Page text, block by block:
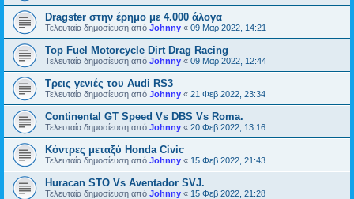
Dragster στην έρημο με 4.000 άλογα
Τελευταία δημοσίευση από Johnny « 09 Μαρ 2022, 14:21
Top Fuel Motorcycle Dirt Drag Racing
Τελευταία δημοσίευση από Johnny « 09 Μαρ 2022, 12:44
Tρεις γενιές του Audi RS3
Τελευταία δημοσίευση από Johnny « 21 Φεβ 2022, 23:34
Continental GT Speed Vs DBS Vs Roma.
Τελευταία δημοσίευση από Johnny « 20 Φεβ 2022, 13:16
Κόντρες μεταξύ Honda Civic
Τελευταία δημοσίευση από Johnny « 15 Φεβ 2022, 21:43
Huracan STO Vs Aventador SVJ.
Τελευταία δημοσίευση από Johnny « 15 Φεβ 2022, 21:28